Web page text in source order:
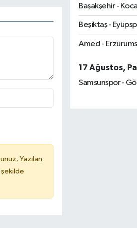
Yazılan
Başakşehir -
Beşiktaş -
Amed -
17 Ağustos,
Samsunspor -